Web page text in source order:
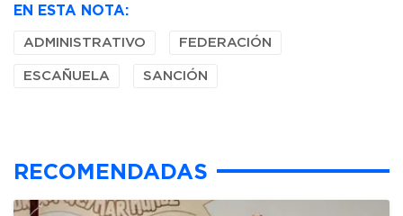
EN ESTA NOTA:
ADMINISTRATIVO FEDERACIÓN
ESCAÑUELA SANCIÓN
RECOMENDADAS